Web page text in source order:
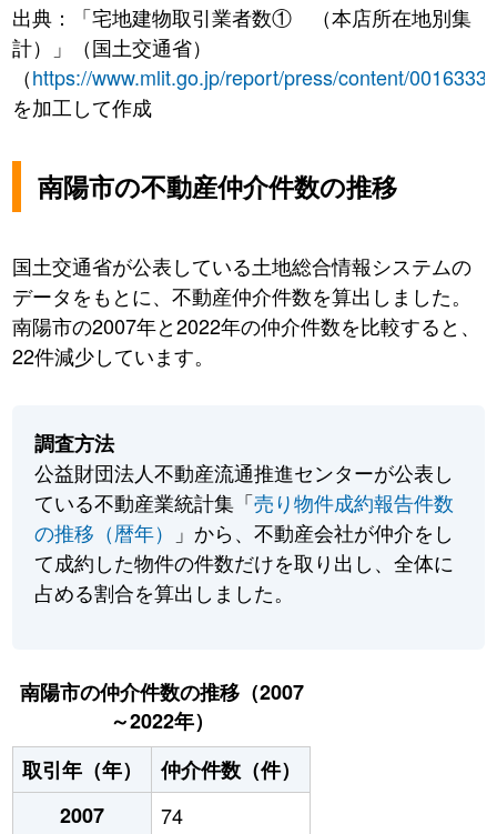
出典：「宅地建物取引業者数① （本店所在地別集
計）」（国土交通省）
（https://www.mlit.go.jp/report/press/content/
を加工して作成
南陽市の不動産仲介件数の推移
国土交通省が公表している土地総合情報システムの
データをもとに、不動産仲介件数を算出しました。
南陽市の2007年と2022年の仲介件数を比較すると、
22件減少しています。
調査方法
公益財団法人不動産流通推進センターが公表し
ている不動産業統計集「売り物件成約報告件数
の推移（暦年）
」から、不動産会社が仲介をし
て成約した物件の件数だけを取り出し、全体に
占める割合を算出しました。
南陽市の仲介件数の推移（2007
～2022年）
取引年（年）
仲介件数（件）
2007
74